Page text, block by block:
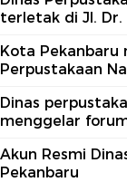
terletak di Jl. Dr.
Kota Pekanbaru
Perpustakaan
Dinas
menggelar
Akun Resmi
Pekanbaru